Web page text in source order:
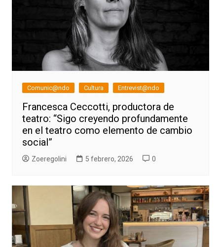
Comunic@ndo Cultura Entrevist@ndo
Francesca Ceccotti, productora de
teatro: “Sigo creyendo profundamente
en el teatro como elemento de cambio
social”
Zoeregolini 5 febrero, 2026 0